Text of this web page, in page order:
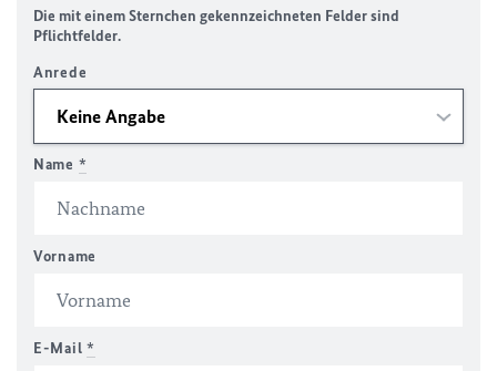
Die mit einem Sternchen gekennzeichneten Felder sind
Pflichtfelder.
Anrede
Name *
Vorname
E-Mail *